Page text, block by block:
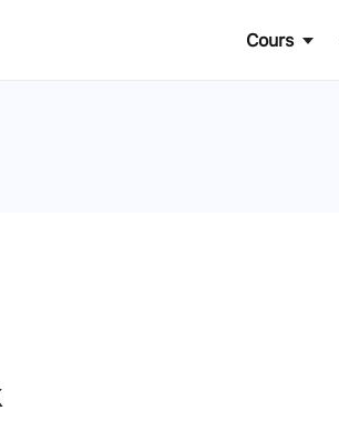
Cours